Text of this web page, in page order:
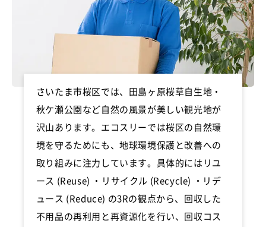
さいたま市桜区では、田島ヶ原桜草自生地・
秋ケ瀬公園など自然の風景が美しい観光地が
沢山あります。エコスリーでは桜区の自然環
境を守るためにも、地球環境保護と改善への
取り組みに注力しています。具体的にはリユ
ース (Reuse) ・リサイクル (Recycle) ・リデ
ュース (Reduce) の3Rの観点から、回収した
不用品の再利用と再資源化を行い、回収コス